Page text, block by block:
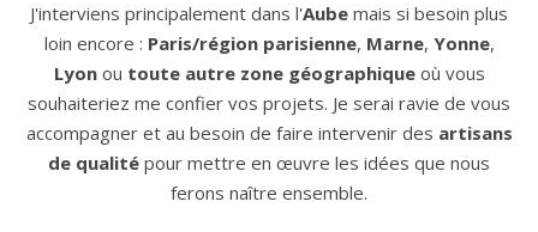
J'interviens principalement dans l'Aube mais si besoin plus
loin encore : Paris/région parisienne, Marne, Yonne,
Lyonou toute autre zone géographiqueoù vous
souhaiteriez me confier vos projets. Je serai ravie de vous
accompagner et au besoin de faire intervenir des artisans
de qualité pour mettre en œuvre les idées que nous
ferons naître ensemble.